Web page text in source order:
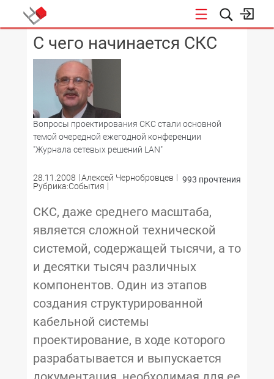
КОНФЕРЕНЦИИ
С чего начинается СКС
Вопросы проектирования СКС стали основной
темой очередной ежегодной конференции
"Журнала сетевых решений LAN"
28.11.2008
Алексей Чернобровцев
Рубрика:События
993 прочтения
СКС, даже среднего масштаба,
является сложной технической
системой, содержащей тысячи, а то
и десятки тысяч различных
компонентов. Один из этапов
создания структурированной
кабельной системы
проектирование, в ходе которого
разрабатывается и выпускается